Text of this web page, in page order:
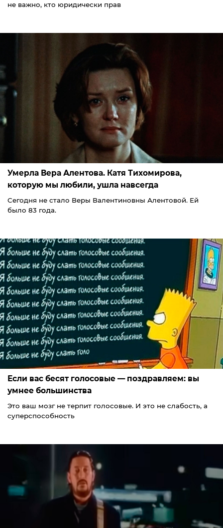
не важно, кто юридически прав
Умерла Вера Алентова. Катя Тихомирова,
которую мы любили, ушла навсегда
Сегодня не стало Веры Валентиновны Алентовой. Ей
было 83 года.
Если вас бесят голосовые — поздравляем: вы
умнее большинства
Это ваш мозг не терпит голосовые. И это не слабость, а
суперспособность